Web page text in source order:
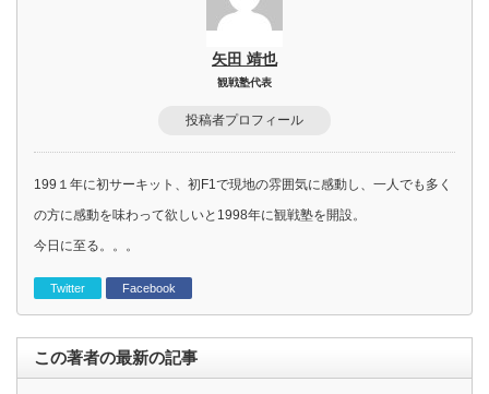
矢田 靖也
観戦塾代表
投稿者プロフィール
199１年に初サーキット、初F1で現地の雰囲気に感動し、一人でも多く
の方に感動を味わって欲しいと1998年に観戦塾を開設。
今日に至る。。。
Twitter Facebook
この著者の最新の記事